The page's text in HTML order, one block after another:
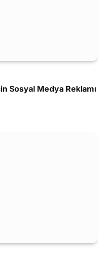
Sosyal Medya Reklamı